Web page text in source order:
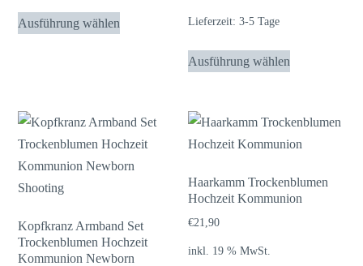
Ausführung wählen
Dieses
Produkt
auf.
Die
Optionen
der
Produktseite
Lieferzeit:3-5 Tage
Ausführung wählen
Dieses
Produkt
Die
Optionen
Kopfkranz Armband Set
Trockenblumen Hochzeit
Kommunion Newborn
Haarkamm Trockenblumen
Hochzeit Kommunion
€21,90
inkl. 19 % MwSt.